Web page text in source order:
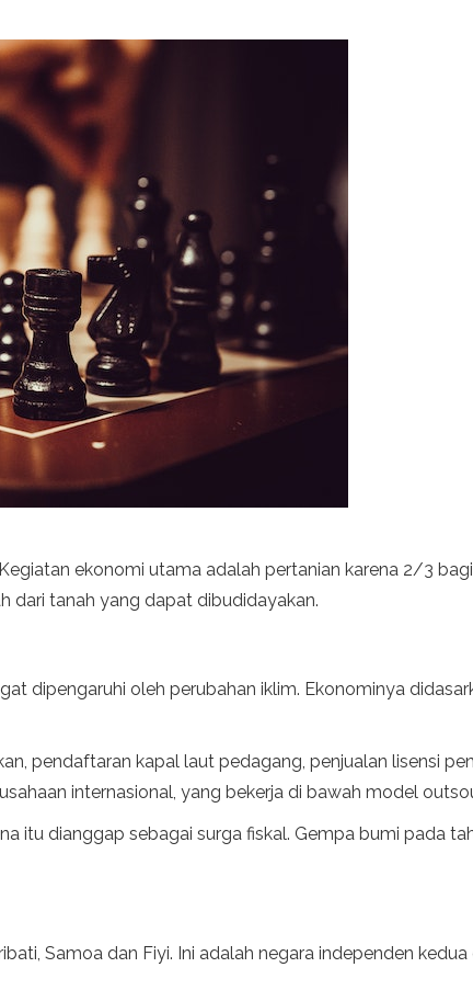
ekonomi utama adalah pertanian karena 2/3
dari tanah yang dapat dibudidayakan.
dipengaruhi oleh perubahan iklim. Ekonominya
pendaftaran kapal laut pedagang, penjualan lisensi
internasional, yang bekerja di bawah model
itu dianggap sebagai surga fiskal. Gempa bumi pada
Samoa dan Fiyi. Ini adalah negara independen kedua